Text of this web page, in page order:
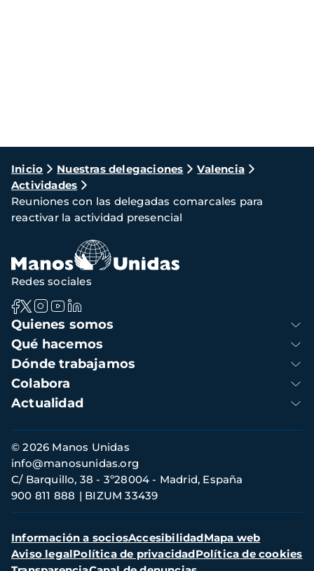
Ruta
de
navegación
Inicio Nuestras delegaciones
Valencia
Actividades
Reuniones con las delegadas comarcales para
reactivar la actividad presencial
Navegación
principal
Quienes somos
Qué hacemos
Dónde trabajamos
Colabora
Actualidad
Redes sociales
Información
de
contacto
© 2026 Manos Unidas
C/ Barquillo, 38 - 3º28004 - Madrid, España
900 811 888
BIZUM 33439
info@manosunidas.org
Menú
secundario
Información a sociosAccesibilidadMapa web
Aviso legalPolítica de privacidadPolítica de cookies